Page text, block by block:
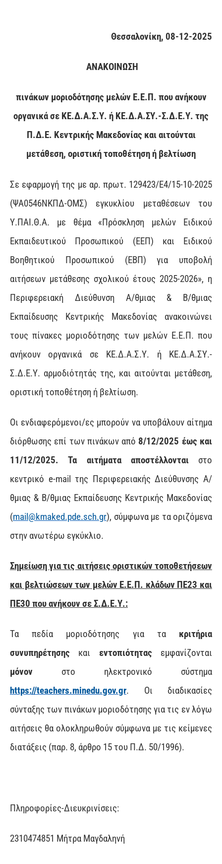
Θεσσαλονίκη, 08-12-2025
ΑΝΑΚΟΙΝΩΣΗ
πινάκων μοριοδότησης μελών Ε.Ε.Π. που ανήκουν
οργανικά σε ΚΕ.Δ.Α.Σ.Υ. ή ΚΕ.Δ.Α.ΣΥ.-Σ.Δ.Ε.Υ. της
Π.Δ.Ε. Κεντρικής Μακεδονίας και αιτούνται
μετάθεση, οριστική τοποθέτηση ή βελτίωση
Σε εφαρμογή της με αρ. πρωτ. 129423/Ε4/15-10-2025
(ΨΑ0546ΝΚΠΔ-ΟΜΣ) εγκυκλίου μεταθέσεων του
Υ.ΠΑΙ.Θ.Α. με θέμα «Πρόσκληση μελών Ειδικού
Εκπαιδευτικού Προσωπικού (ΕΕΠ) και Ειδικού
Βοηθητικού Προσωπικού (ΕΒΠ) για υποβολή
αιτήσεων μετάθεσης σχολικού έτους 2025-2026», η
Περιφερειακή Διεύθυνση Α/θμιας & Β/θμιας
Εκπαίδευσης Κεντρικής Μακεδονίας ανακοινώνει
τους πίνακες μοριοδότησης των μελών Ε.Ε.Π. που
ανήκουν οργανικά σε ΚΕ.Δ.Α.Σ.Υ. ή ΚΕ.Δ.Α.ΣΥ.-
Σ.Δ.Ε.Υ. αρμοδιότητάς της, και αιτούνται μετάθεση,
οριστική τοποθέτηση ή βελτίωση.
Οι ενδιαφερόμενοι/ες μπορούν να υποβάλουν αίτημα
διόρθωσης επί των πινάκων από 8/12/2025 έως και
11/12/2025. Τα αιτήματα αποστέλλονταιστο
κεντρικό e-mail της Περιφερειακής Διεύθυνσης Α/
θμιας & Β/θμιας Εκπαίδευσης Κεντρικής Μακεδονίας
(mail@kmaked.pde.sch.gr), σύμφωνα με τα οριζόμενα
στην ανωτέρω εγκύκλιο.
Σημείωση για τις αιτήσεις οριστικών τοποθετήσεων
και βελτιώσεων των μελών Ε.Ε.Π. κλάδων ΠΕ23 και
ΠΕ30 που ανήκουν σε Σ.Δ.Ε.Υ.:
Τα πεδία μοριοδότησης για τα κριτήρια
συνυπηρέτησης και εντοπιότητας εμφανίζονται
μόνον στο ηλεκτρονικό σύστημα
https://teachers.minedu.gov.gr. Οι διαδικασίες
σύνταξης των πινάκων μοριοδότησης για τις εν λόγω
αιτήσεις θα ολοκληρωθούν σύμφωνα με τις κείμενες
διατάξεις (παρ. 8, άρθρο 15 του Π.Δ. 50/1996).
Πληροφορίες-Διευκρινίσεις:
2310474851 Μήτρα Μαγδαληνή